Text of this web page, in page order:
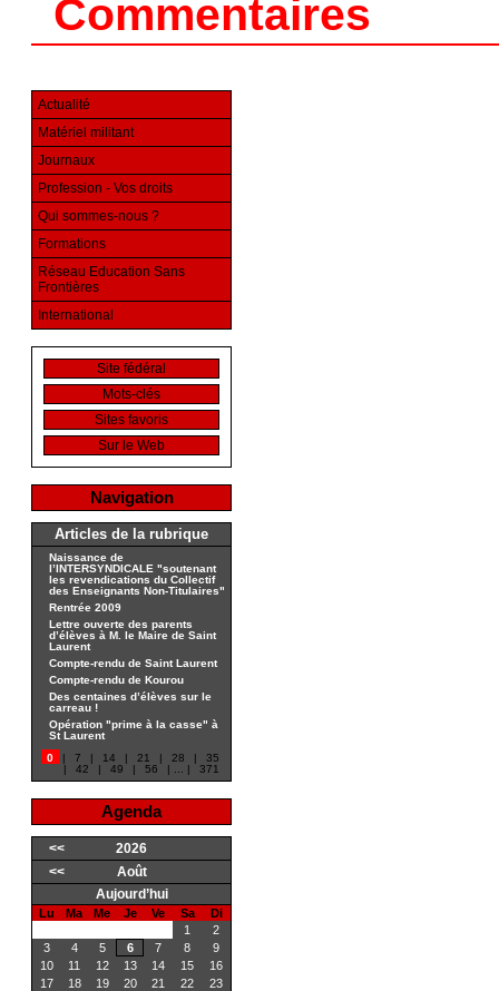
Commentaires
Actualité
Matériel militant
Journaux
Profession - Vos droits
Qui sommes-nous ?
Formations
Réseau Education Sans
Frontières
International
Site fédéral
Mots-clés
Sites favoris
Sur le Web
Navigation
Articles de la rubrique
Naissance de
l’INTERSYNDICALE "soutenant
les revendications du Collectif
des Enseignants Non-Titulaires"
Rentrée 2009
Lettre ouverte des parents
d’élèves à M. le Maire de Saint
Laurent
Compte-rendu de Saint Laurent
Compte-rendu de Kourou
Des centaines d’élèves sur le
carreau !
Opération "prime à la casse" à
St Laurent
0
| 7 | 14 | 21 | 28 |
35
|
42 | 49 | 56 | | 371
Agenda
<<
2026
<<
Août
Aujourd’hui
Lu Ma Me Je Ve Sa
Di
1
2
3
4 5 6 7 8
9
10
11 12 13 14 15
16
17
18 19 20 21 22
23